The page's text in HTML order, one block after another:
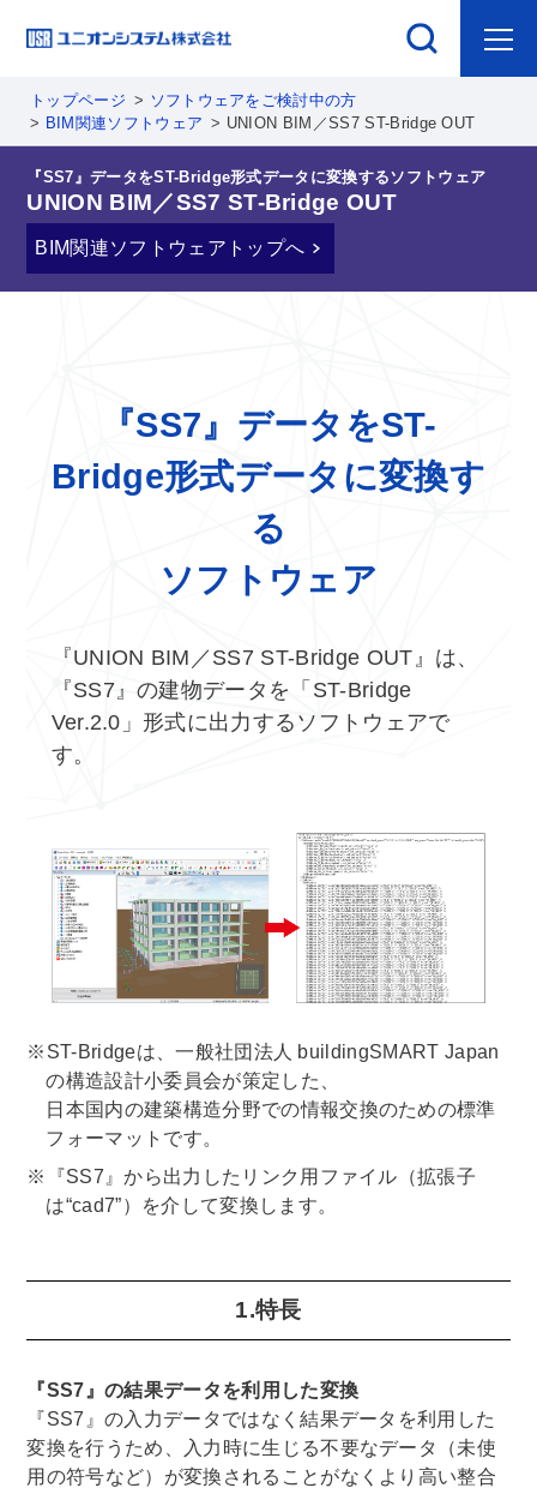
トップページ
ソフトウェアをご検討中の方
BIM関連ソフトウェア
UNION BIM／SS7 ST-Bridge OUT
『SS7』データをST-Bridge形式データに変換するソフトウェア
UNION BIM／SS7 ST-Bridge OUT
BIM関連ソフトウェアトップへ
『SS7』データをST-
Bridge形式データに変換す
る
ソフトウェア
『UNION BIM／SS7 ST-Bridge OUT』は、
『SS7』の建物データを「ST-Bridge
Ver.2.0」形式に出力するソフトウェアで
す。
※ST-Bridgeは、一般社団法人 buildingSMART Japan
の構造設計小委員会が策定した、
日本国内の建築構造分野での情報交換のための標準
フォーマットです。
※『SS7』から出力したリンク用ファイル（拡張子
は“cad7”）を介して変換します。
1.特長
『SS7』の結果データを利用した変換
『SS7』の入力データではなく結果データを利用した
変換を行うため、入力時に生じる不要なデータ（未使
用の符号など）が変換されることがなくより高い整合